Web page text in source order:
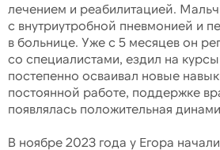
лечением и реабилитацией.
с внутриутробной пневмонией и
в больнице. Уже с 5 месяцев он
со специалистами, ездил на
постепенно осваивал новые
постоянной работе, поддержке
появлялась положительная
В ноябре 2023 года у Егора